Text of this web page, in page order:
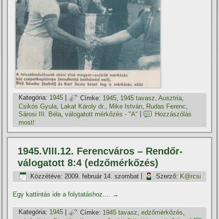
Kategória: 1945 | Címke: 1945 1945 tavasz ,Ausztria
Csikós Gyula, Lakat Károly dr., Mike István, Rudas Ferenc,
Sárosi III. Béla ,válogatott mérkőzés - "A"
Hozzászólás
most!
1945.VIII.12. Ferencváros – Rendőr-
válogatott 8:4 (edzőmérkőzés)
Közzétéve: 2009. február 14. szombat Szerző: K@rcsi
Egy kattintás ide a folytatáshoz.... →
Kategória: 1945 | Címke: 1945 tavasz ,edzőmérkőzés